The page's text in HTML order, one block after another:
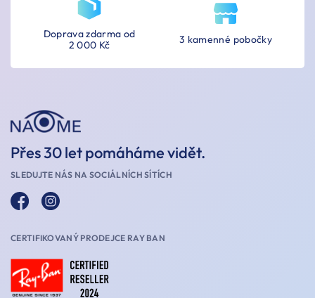
3 kamenné pobočky
Doprava zdarma od
2 000 Kč
Přes 30 let pomáháme vidět.
SLEDUJTE NÁS NA SOCIÁLNÍCH SÍTÍCH
CERTIFIKOVANÝ PRODEJCE RAY BAN